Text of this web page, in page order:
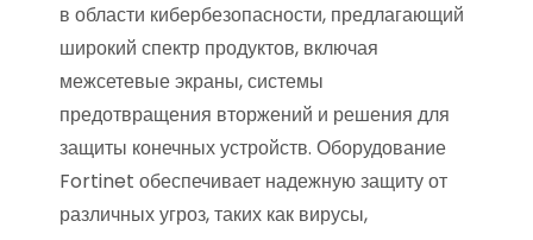
в области кибербезопасности, предлагающий
широкий спектр продуктов, включая
межсетевые экраны, системы
предотвращения вторжений и решения для
защиты конечных устройств. Оборудование
Fortinet обеспечивает надежную защиту от
различных угроз, таких как вирусы,